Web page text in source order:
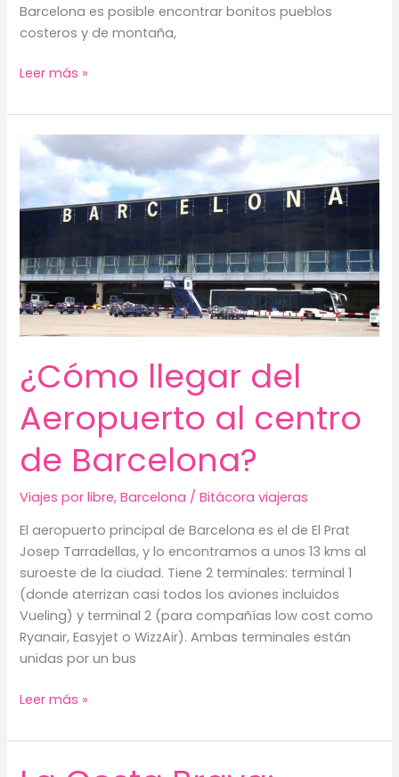
Barcelona es posible encontrar bonitos pueblos
costeros y de montaña,
Pueblos
cerca
de
Barcelona
debes
Leer más »
¿Cómo llegar del
Aeropuerto al centro
de Barcelona?
Viajes por libre,Barcelona /Bitácora viajeras
El aeropuerto principal de Barcelona es el de El Prat
Josep Tarradellas, y lo encontramos a unos 13 kms al
suroeste de la ciudad. Tiene 2 terminales: terminal 1
(donde aterrizan casi todos los aviones incluidos
Vueling) y terminal 2 (para compañías low cost como
Ryanair, Easyjet o WizzAir). Ambas terminales están
unidas por un bus
¿Cómo
del
Leer más »